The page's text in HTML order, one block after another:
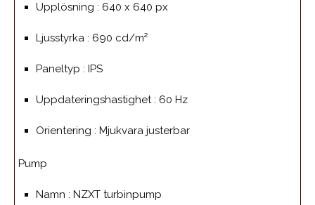
Upplösning : 640 x 640 px
Ljusstyrka : 690 cd/m²
Paneltyp : IPS
Uppdateringshastighet : 60 Hz
Orientering : Mjukvara justerbar
Pump
Namn : NZXT turbinpump